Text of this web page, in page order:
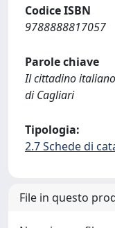
Codice ISBN
9788888817057
Parole chiave
Il cittadino
di Cagliari
Tipologia:
2.7 Schede di
File in questo